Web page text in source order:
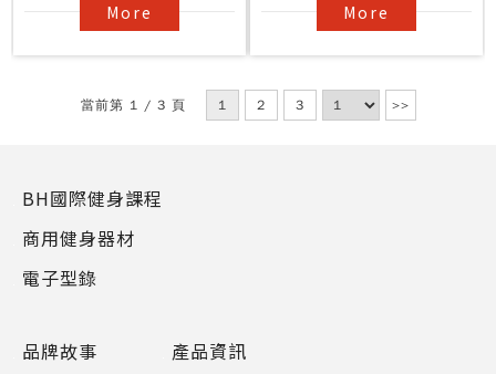
More More
當前第 1 / 3 頁 1 2 3 >>
品牌故事
產品資訊
BH國際健身課程
商用健身器材
電子型錄